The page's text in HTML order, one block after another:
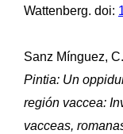
Wattenberg. doi:
Sanz Mínguez,
Pintia: Un
región vaccea:
vacceas,